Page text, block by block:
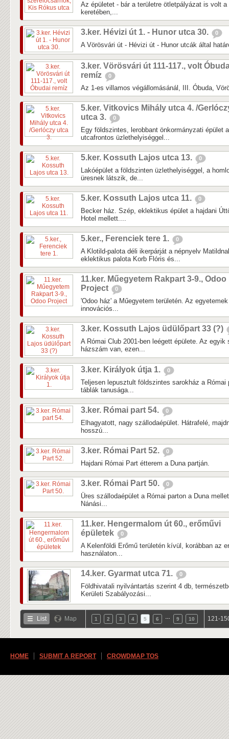
Az épületet - bár a területre ötletpályázat is volt
keretében,...
3.ker. Hévizi út 1. - Hunor utca 30. 0
A Vörösvári út - Hévizi út - Hunor utcák által
3.ker. Vörösvári út 111-117., volt
remíz
0
Az 1-es villamos végállomásánál, III. Óbuda,
5.ker. Vitkovics Mihály utca 4. /
utca 3.
0
Egy földszintes, lerobbant önkormányzati épület
utcafrontos üzlethelyiséggel...
5.ker. Kossuth Lajos utca 13. 0
Lakóépület a földszinten üzlethelyiséggel, a
üresnek látszik, de...
5.ker. Kossuth Lajos utca 11. 0
Becker ház. Szép, eklektikus épület a hajdani
Hotel mellett....
5.ker., Ferenciek tere 1. 0
A Klotild-palota déli ikerpárját a népnyelv
eklektikus palota Korb Flóris és...
11.ker. Műegyetem Rakpart 3-9., Odoo
Project
0
'Odoo ház' a Műegyetem területén. Az
innovációs...
3.ker. Kossuth Lajos üdülőpart 33 (?)
A Római Club 2001-ben leégett épülete. Az
házszám van, ezen...
3.ker. Királyok útja 1. 0
Teljesen lepusztult földszintes sarokház a Római
táblák tanusága...
3.ker. Római part 54. 0
Elhagyatott, nagy szállodaépület. Hátrafelé,
hosszú...
3.ker. Római Part 52. 0
Hajdani Római Part étterem a Duna partján.
3.ker. Római Part 50. 0
Üres szállodaépület a Római parton a Duna
Nánási...
11.ker. Hengermalom út 60., erőművi
épületek
0
A Kelenföldi Erőmű területén kívül, korábban az
használaton...
14.ker. Gyarmat utca 71. 0
Földhivatali nyilvántartás szerint 4 db,
Kerületi Szabályozási...
List Map 1 2 3 4 5 6 9 10 121-
HOME SUBMIT A REPORT CROWDMAP TOS